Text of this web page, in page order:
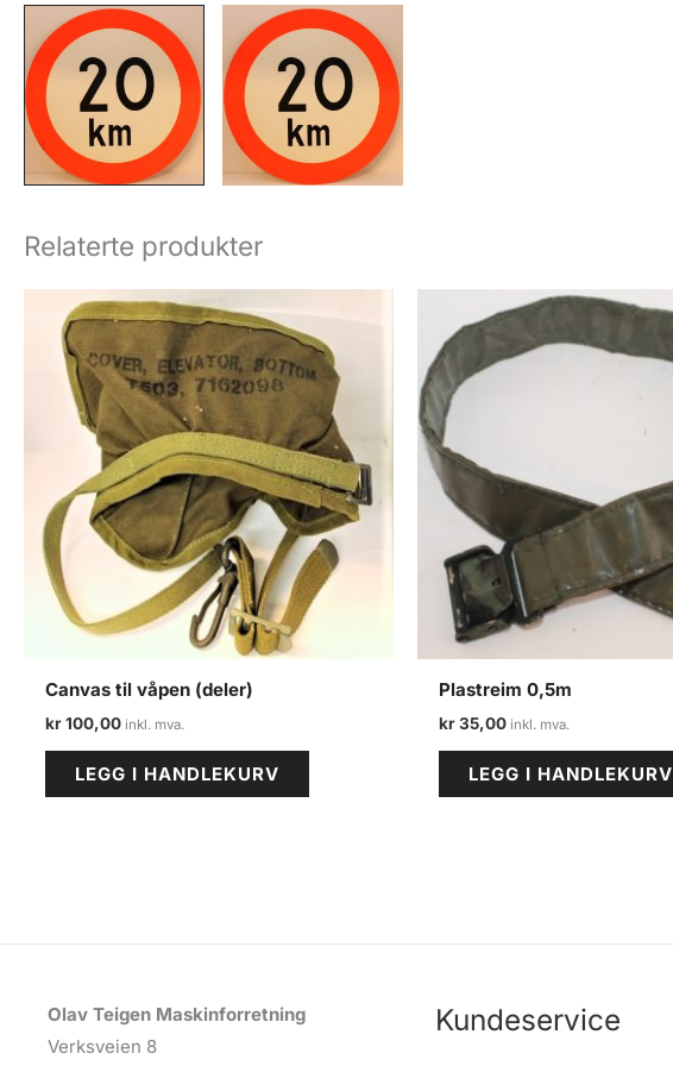
Relaterte produkter
Canvas til våpen (deler)
kr100,00
LEGG I HANDLEKURV
Plastreim 0,5m
kr35,00
LEGG I HANDLEKURV
Olav Teigen Maskinforretning
Verksveien 8
Kundeservice